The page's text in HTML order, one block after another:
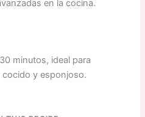
en la cocina.
minutos, ideal para
y esponjoso.